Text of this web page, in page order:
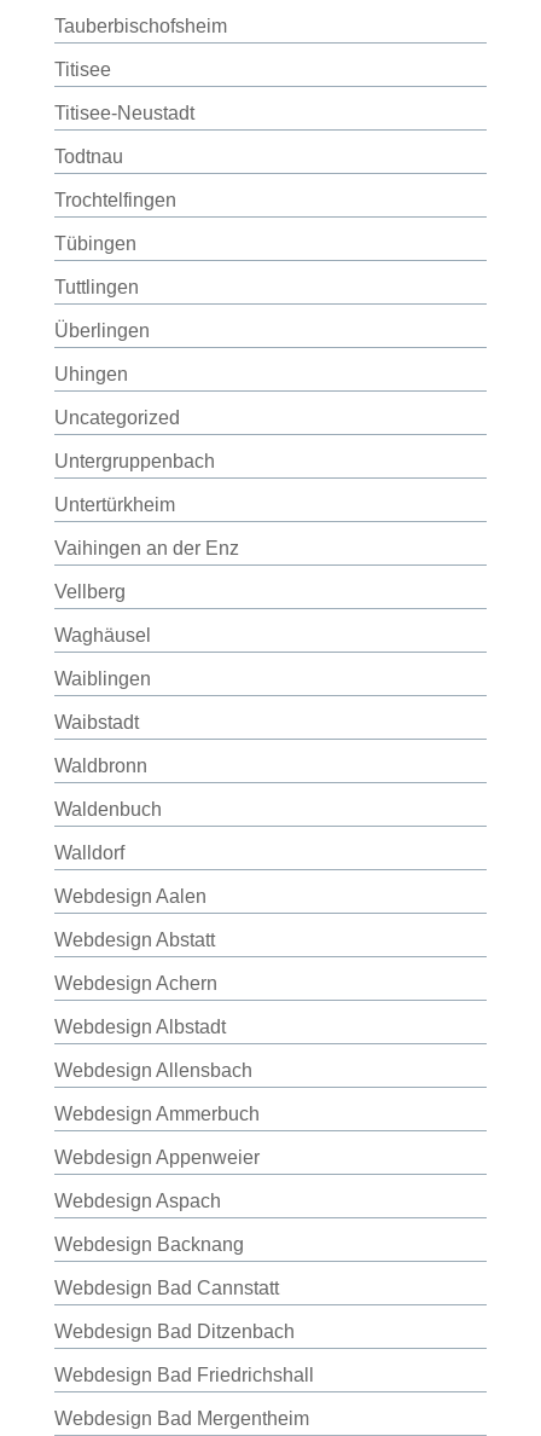
Tauberbischofsheim
Titisee
Titisee-Neustadt
Todtnau
Trochtelfingen
Tübingen
Tuttlingen
Überlingen
Uhingen
Uncategorized
Untergruppenbach
Untertürkheim
Vaihingen an der Enz
Vellberg
Waghäusel
Waiblingen
Waibstadt
Waldbronn
Waldenbuch
Walldorf
Webdesign Aalen
Webdesign Abstatt
Webdesign Achern
Webdesign Albstadt
Webdesign Allensbach
Webdesign Ammerbuch
Webdesign Appenweier
Webdesign Aspach
Webdesign Backnang
Webdesign Bad Cannstatt
Webdesign Bad Ditzenbach
Webdesign Bad Friedrichshall
Webdesign Bad Mergentheim